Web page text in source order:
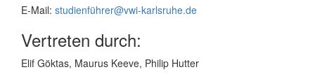
E-Mail: studienführer@vwi-karlsruhe.de
Vertreten durch:
Elif Göktas, Maurus Keeve, Philip Hutter